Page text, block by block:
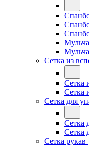
Сетка из
Сетка
Сетка
Сетка для
Сетка
Сетка
Сетка рукав